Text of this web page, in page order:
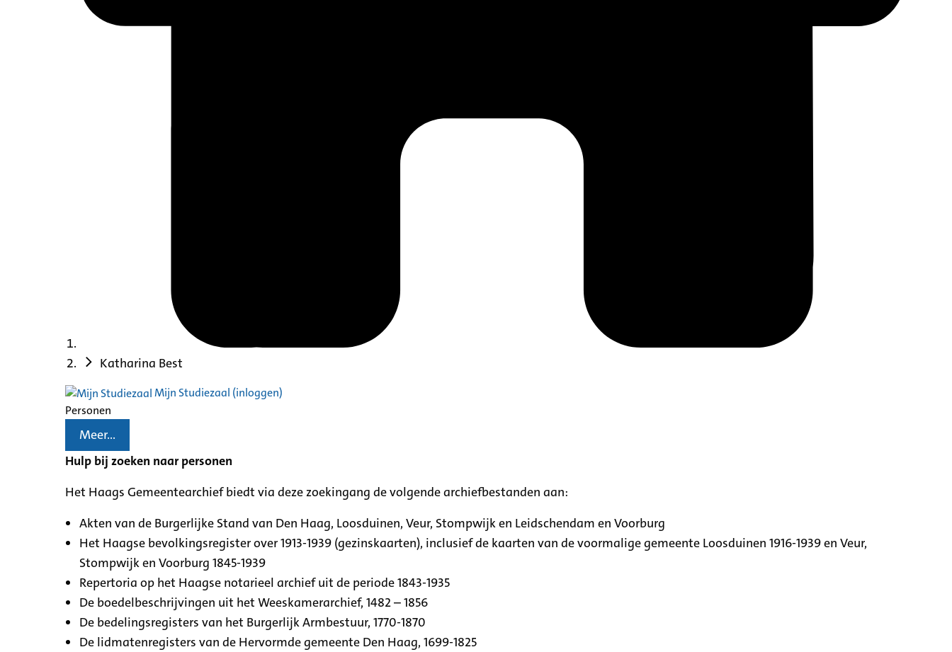
Katharina Best
Mijn Studiezaal (inloggen)
Personen
Meer...
Hulp bij zoeken naar personen
Het Haags Gemeentearchief biedt via deze zoekingang de volgende archiefbestanden aan:
Akten van de Burgerlijke Stand van Den Haag, Loosduinen, Veur, Stompwijk en Leidschendam en Voorburg
Het Haagse bevolkingsregister over 1913-1939 (gezinskaarten), inclusief de kaarten van de voormalige gemeente Loosduinen 1916-1939 en Veur,
Stompwijk en Voorburg 1845-1939
Repertoria op het Haagse notarieel archief uit de periode 1843-1935
De boedelbeschrijvingen uit het Weeskamerarchief, 1482 – 1856
De bedelingsregisters van het Burgerlijk Armbestuur, 1770-1870
De lidmatenregisters van de Hervormde gemeente Den Haag, 1699-1825